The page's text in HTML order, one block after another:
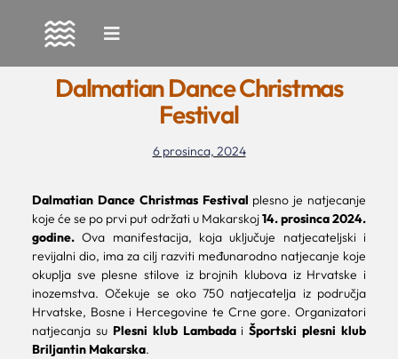
to
contentDalmatian Dance Christmas
Festival
6 prosinca, 2024
Dalmatian Dance Christmas Festival plesno je natjecanje
koje će se po prvi put održati u Makarskoj14. prosinca 2024.
godine.Ova manifestacija, koja uključuje natjecateljski i
revijalni dio, ima za cilj razviti međunarodno natjecanje koje
okuplja sve plesne stilove iz brojnih klubova iz Hrvatske i
inozemstva. Očekuje se oko 750 natjecatelja iz područja
Hrvatske, Bosne i Hercegovine te Crne gore. Organizatori
natjecanja su Plesni klub LambadaiŠportski plesni klub
Briljantin Makarska.